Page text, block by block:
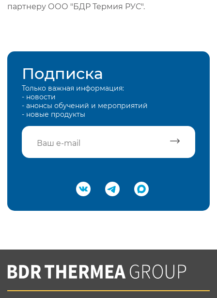
партнеру ООО "БДР Термия РУС".
Подписка
Только важная информация:
- новости
- анонсы обучений и мероприятий
- новые продукты
Подтвердить e-mail
Вы соглашаетесь с нашей политикой
конфеденциальности